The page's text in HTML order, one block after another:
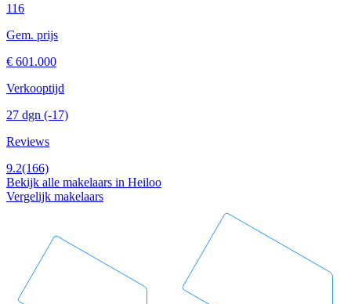
116
Gem. prijs
€ 601.000
Verkooptijd
27 dgn (-17)
Reviews
9.2(166)
Bekijk alle makelaars in Heiloo
Vergelijk makelaars